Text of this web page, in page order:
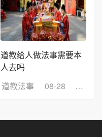
道教给人做法事需要本
人去吗
道教法事
08-28 浏览